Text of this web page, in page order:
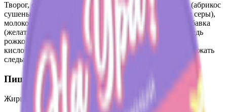
Творог, сыворотка молочная, сахар, сушеные фрукты (абрикос
сушеный, (курага), рисовая мука, консервант диоксид серы),
молоко сухое обезжиренное, комплексная пищевая добавка
(желатин пищевой, загустители: гуаровая камедь, камедь
рожкового дерева), регулятор кислотности - лимонная
кислота, ароматизатор пищевой Ванилин. Может содержать
следы глютена.
Пищевая ценность на 100г
Жиры Белки Калории : 135.4Углеводы 16.9